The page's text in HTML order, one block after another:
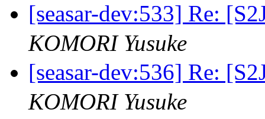
[seasar-dev:533] Re:
KOMORI Yusuke
[seasar-dev:536] Re:
KOMORI Yusuke